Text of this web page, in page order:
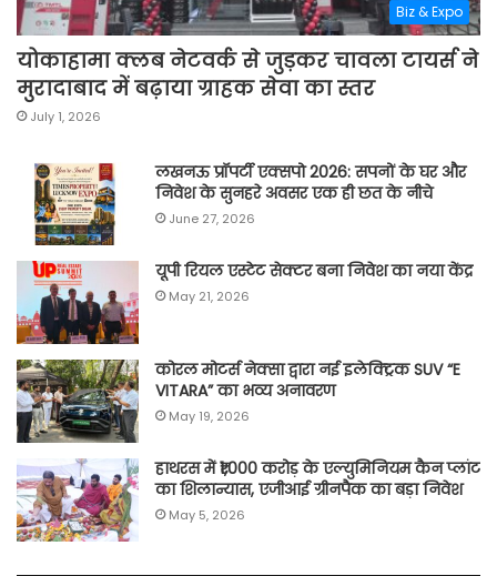
Biz & Expo
योकाहामा क्लब नेटवर्क से जुड़कर चावला टायर्स ने
मुरादाबाद में बढ़ाया ग्राहक सेवा का स्तर
July 1, 2026
लखनऊ प्रॉपर्टी एक्सपो 2026: सपनों के घर और
निवेश के सुनहरे अवसर एक ही छत के नीचे
June 27, 2026
यूपी रियल एस्टेट सेक्टर बना निवेश का नया केंद्र
May 21, 2026
कोरल मोटर्स नेक्सा द्वारा नई इलेक्ट्रिक SUV “E
VITARA” का भव्य अनावरण
May 19, 2026
हाथरस में ₹1,000 करोड़ के एल्युमिनियम कैन प्लांट
का शिलान्यास, एजीआई ग्रीनपैक का बड़ा निवेश
May 5, 2026